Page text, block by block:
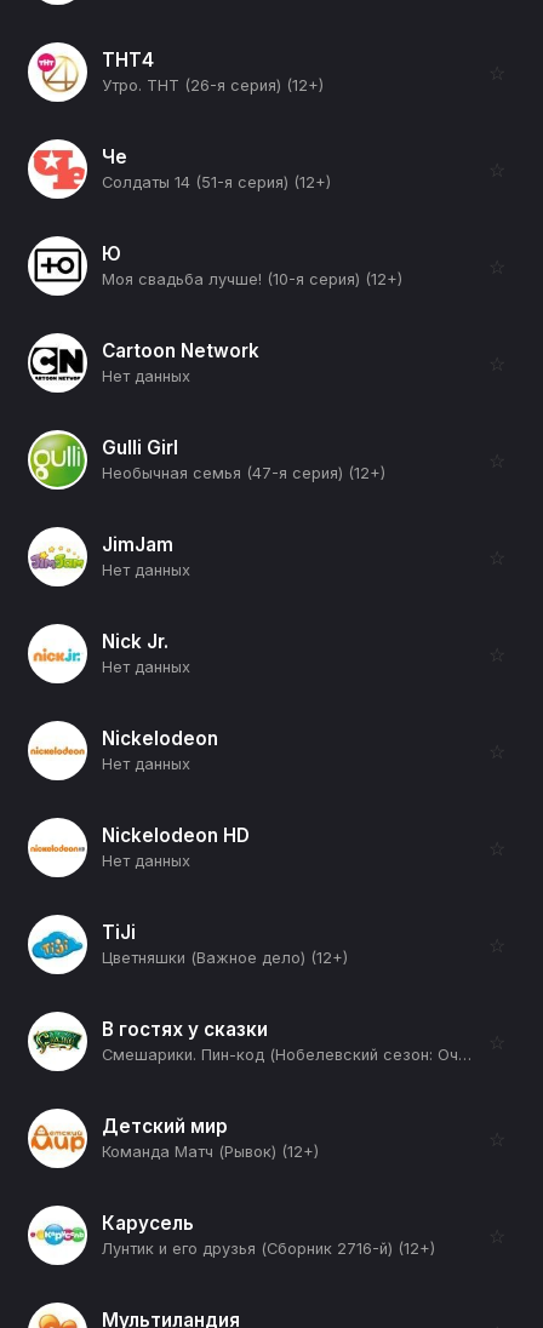
ТНТ4
Утро. ТНТ (26-я серия) (12+)
☆
Че
Солдаты 14 (51-я серия) (12+)
☆
Ю
Моя свадьба лучше! (10-я серия) (12+)
☆
Cartoon Network
Нет данных
☆
Gulli Girl
Необычная семья (47-я серия) (12+)
☆
JimJam
Нет данных
☆
Nick Jr.
Нет данных
☆
Nickelodeon
Нет данных
☆
Nickelodeon HD
Нет данных
☆
TiJi
Цветняшки (Важное дело) (12+)
☆
В гостях у сказки
Смешарики. Пин-код (Нобелевский сезон: Очень большая штука) (12+)
☆
Детский мир
Команда Матч (Рывок) (12+)
☆
Карусель
Лунтик и его друзья (Сборник 2716-й) (12+)
☆
Мультиландия